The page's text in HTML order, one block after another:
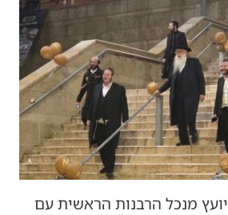
יועץ מנכל הרבנות הראשית עם